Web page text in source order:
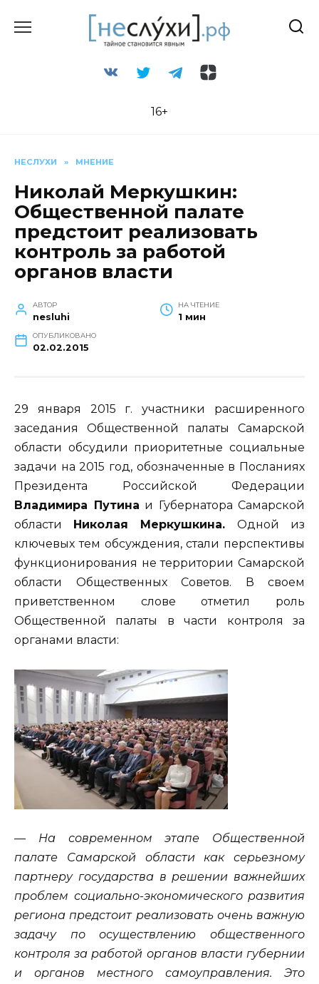
16+
НЕСЛУХИ » МНЕНИЕ
Николай Меркушкин:
Общественной палате
предстоит реализовать
контроль за работой
органов власти
АВТОР
nesluhi
НА ЧТЕНИЕ
1 мин
ОПУБЛИКОВАНО
02.02.2015
29 января 2015 г. участники расширенного
заседания Общественной палаты Самарской
области обсудили приоритетные социальные
задачи на 2015 год, обозначенные в Посланиях
Президента Российской Федерации
Владимира Путина и Губернатора Самарской
области
Николая Меркушкина. Одной из
ключевых тем обсуждения, стали перспективы
функционирования не территории Самарской
области Общественных Советов. В своем
приветственном слове отметил роль
Общественной палаты в части контроля за
органами власти:
— На современном этапе Общественной
палате Самарской области как серьезному
партнеру государства в решении важнейших
проблем социально-экономического развития
региона предстоит реализовать очень важную
задачу по осуществлению общественного
контроля за работой органов власти губернии
и органов местного самоуправления. Это